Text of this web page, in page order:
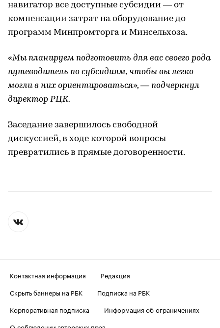
навигатор все доступные субсидии — от
компенсации затрат на оборудование до
программ Минпромторга и Минсельхоза.
«Мы планируем подготовить для вас своего рода
путеводитель по субсидиям, чтобы вы легко
могли в них ориентироваться», — подчеркнул
директор РЦК.
Заседание завершилось свободной
дискуссией, в ходе которой вопросы
превратились в прямые договоренности.
Контактная информация
Редакция
Скрыть баннеры на РБК
Подписка на РБК
Корпоративная подписка
Информация об ограничениях